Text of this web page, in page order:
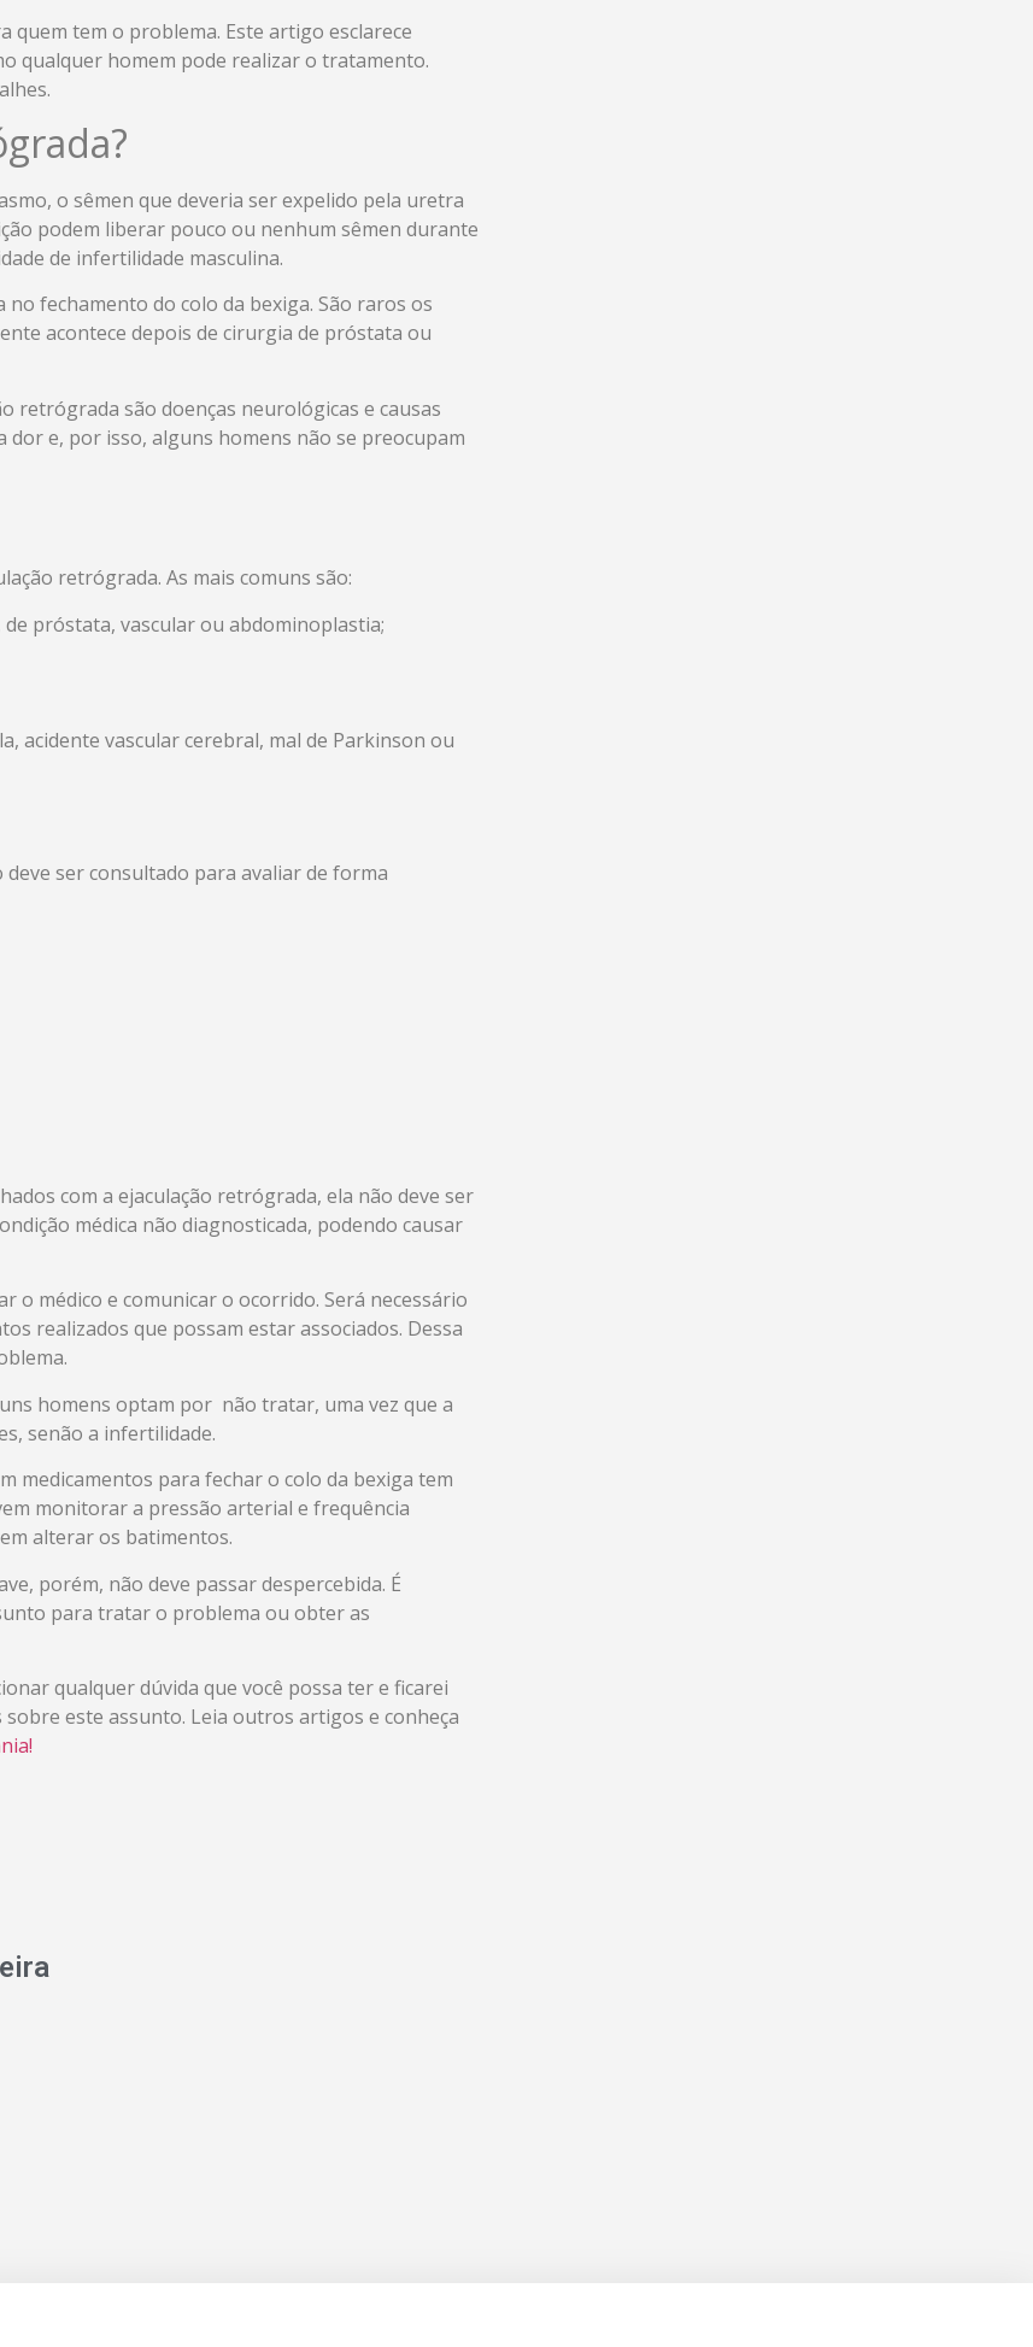
tem o problema. Este artigo esclarece
qualquer homem pode realizar o tratamento.
o sêmen que deveria ser expelido pela uretra
podem liberar pouco ou nenhum sêmen durante
de infertilidade masculina.
fechamento do colo da bexiga. São raros os
acontece depois de cirurgia de próstata ou
retrógrada são doenças neurológicas e causas
dor e, por isso, alguns homens não se preocupam
retrógrada. As mais comuns são:
próstata, vascular ou abdominoplastia;
acidente vascular cerebral, mal de Parkinson ou
ser consultado para avaliar de forma
com a ejaculação retrógrada, ela não deve ser
médica não diagnosticada, podendo causar
o médico e comunicar o ocorrido. Será necessário
realizados que possam estar associados. Dessa
homens optam por não tratar, uma vez que a
senão a infertilidade.
medicamentos para fechar o colo da bexiga tem
monitorar a pressão arterial e frequência
alterar os batimentos.
porém, não deve passar despercebida. É
para tratar o problema ou obter as
qualquer dúvida que você possa ter e ficarei
este assunto. Leia outros artigos e conheça